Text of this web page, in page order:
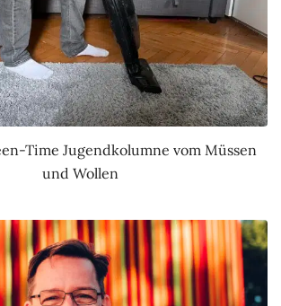
Time Jugendkolumne vom Müssen
und Wollen